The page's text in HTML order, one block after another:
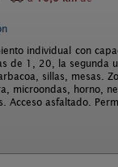
individual con
de 1, 20, la segunda
sillas, mesas.
microondas, horno,
asfaltado.